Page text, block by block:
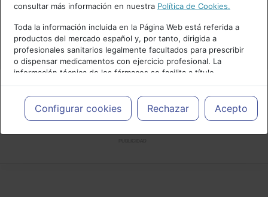
Cancelar
consultar más información en nuestra Política de Cookies.
Toda la información incluida en la Página Web está referida a
productos del mercado español y, por tanto, dirigida a
profesionales sanitarios legalmente facultados para prescribir
o dispensar medicamentos con ejercicio profesional. La
información técnica de los fármacos se facilita a título
meramente informativo, siendo responsabilidad de los
profesionales facultados prescribir medicamentos y decidir, en
cada caso concreto, el tratamiento más adecuado a las
necesidades del paciente.
Configurar cookies Rechazar Acepto